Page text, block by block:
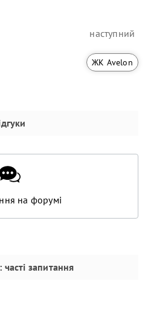
наступний
ЖК Avelon
на форумі
: часті запитання